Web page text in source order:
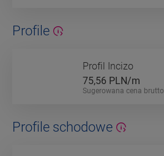
Profile
Profil Incizo
75,56 PLN/m
Sugerowana cena brutto
Profile schodowe